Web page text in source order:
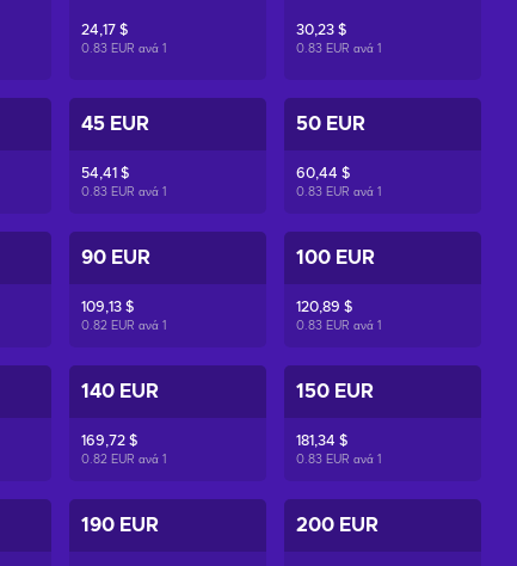
24,17 $
0.83 EUR ανά1
30,23 $
0.83 EUR ανά1
45 EUR
54,41 $
0.83 EUR ανά1
50 EUR
60,44 $
0.83 EUR ανά1
90 EUR
109,13 $
0.82 EUR ανά1
100 EUR
120,89 $
0.83 EUR ανά1
140 EUR
169,72 $
0.82 EUR ανά1
150 EUR
181,34 $
0.83 EUR ανά1
190 EUR 200 EUR